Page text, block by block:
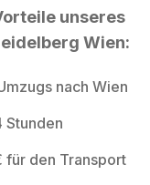
unseres
Wien:
nach Wien
Stunden
für den Transport